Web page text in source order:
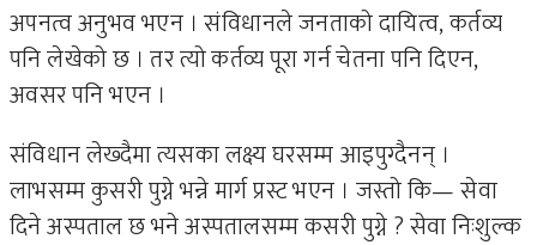
अपनत्व अनुभव भएन । संविधानले जनताको दायित्व, कर्तव्य
पनि लेखेको छ । तर त्यो कर्तव्य पूरा गर्न चेतना पनि दिएन,
अवसर पनि भएन ।
संविधान लेख्दैमा त्यसका लक्ष्य घरसम्म आइपुग्दैनन् ।
लाभसम्म कुसरी पुग्ने भन्ने मार्ग प्रस्ट भएन । जस्तो कि— सेवा
दिने अस्पताल छ भने अस्पतालसम्म कसरी पुग्ने ? सेवा निःशुल्क